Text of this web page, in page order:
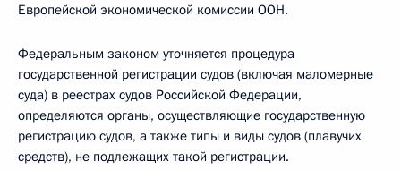
Европейской экономической комиссии ООН.
Федеральным законом уточняется процедура
государственной регистрации судов (включая маломерные
суда) в реестрах судов Российской Федерации,
определяются органы, осуществляющие государственную
регистрацию судов, а также типы и виды судов (плавучих
средств), не подлежащих такой регистрации.